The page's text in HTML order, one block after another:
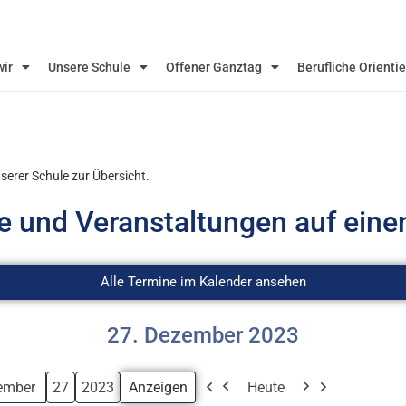
Unsere Schule Offener Ganztag Berufliche
Schule zur Übersicht.
und Veranstaltungen auf
Alle Termine im Kalender ansehen
27. Dezember 2023
Zurück
Heute
Weiter